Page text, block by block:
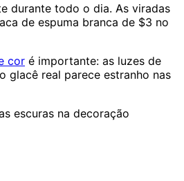
durante todo o dia. As viradas
de espuma branca de $3 no
cor é importante: as luzes de
glacê real parece estranho nas
escuras na decoração